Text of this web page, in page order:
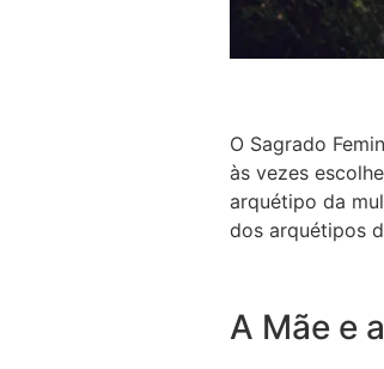
O Sagrado
às vezes
arquétipo da
dos arquétipos
A Mãe e